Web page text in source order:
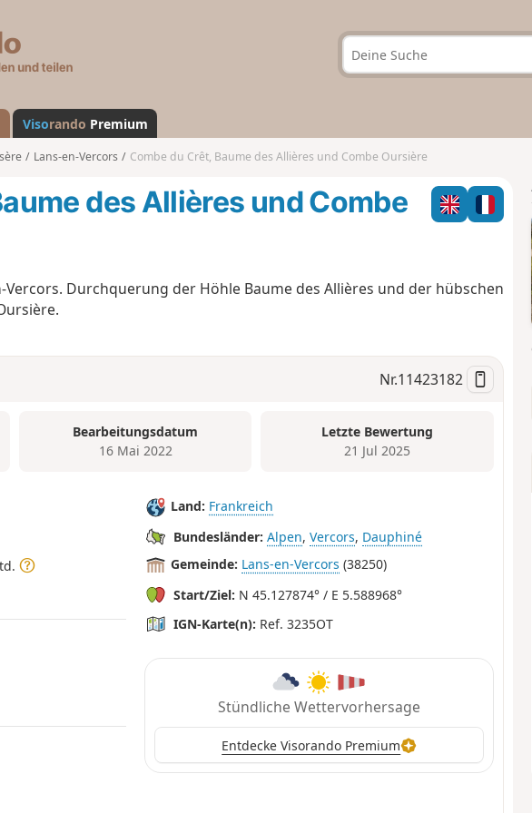
a
n
d
Visorando Premium
Lans-en-Vercors Combe du Crêt, Baume des Allières und Combe Oursière
des Allières und Combe
Durchquerung der Höhle Baume des Allières und der hübschen
Nr.11423182
Bearbeitungsdatum
16 Mai 2022
Letzte Bewertung
21 Jul 2025
Land: Frankreich
Bundesländer: Alpen,Vercors, Dauphiné
Gemeinde: Lans-en-Vercors (38250)
Start/Ziel: N 45.127874° / E 5.588968°
IGN-Karte(n): Ref. 3235OT
Stündliche Wettervorhersage
Entdecke Visorando Premium